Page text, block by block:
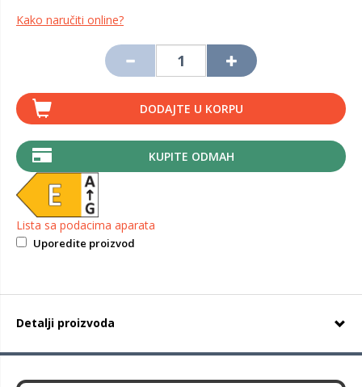
Kako naručiti online?
DODAJTE U KORPU
KUPITE ODMAH
Lista sa podacima aparata
Uporedite proizvod
Detalji proizvoda